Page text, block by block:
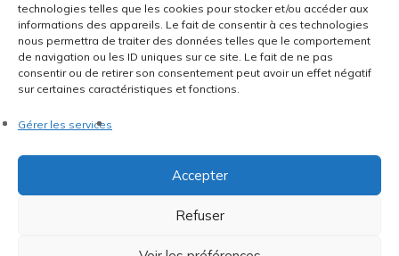
technologies telles que les cookies pour stocker et/ou accéder aux
informations des appareils. Le fait de consentir à ces technologies
nous permettra de traiter des données telles que le comportement
de navigation ou les ID uniques sur ce site. Le fait de ne pas
consentir ou de retirer son consentement peut avoir un effet négatif
sur certaines caractéristiques et fonctions.
Gérer les services
Accepter
Refuser
confidentialité
Politique de cookies•Termes & Condition•Mentions légales